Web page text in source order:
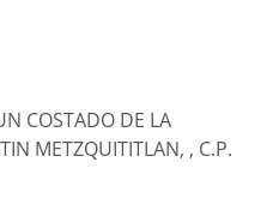
COSTADO DE LA
METZQUITITLAN, , C.P.